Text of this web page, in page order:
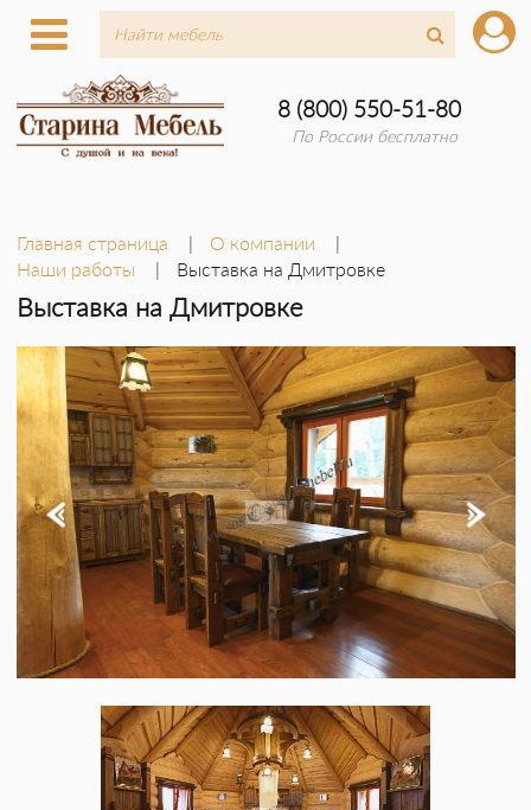
8 (800) 550-51-80
По России бесплатно
Главная страница
О компании
Наши работы
Выставка на Дмитровке
Выставка на Дмитровке